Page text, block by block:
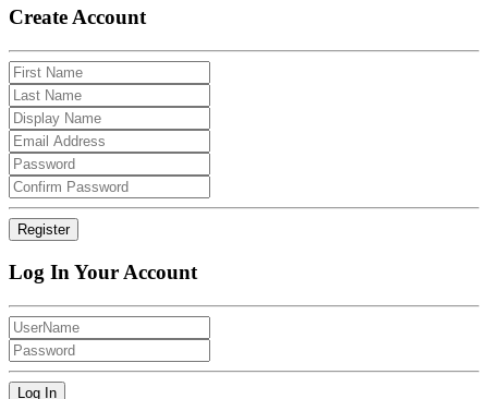
Create Account
Log In Your Account